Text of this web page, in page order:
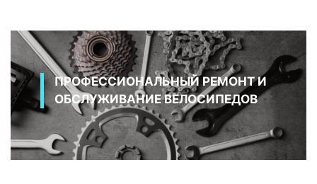
ПРОФЕССИОНАЛЬНЫЙ РЕМОНТ И
ОБСЛУЖИВАНИЕ ВЕЛОСИПЕДОВ